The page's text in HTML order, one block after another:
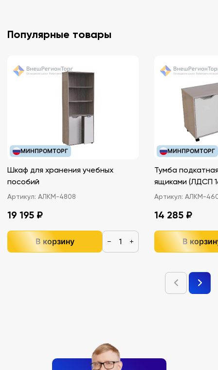
Популярные товары
МИНПРОМТОРГ
Шкаф для хранения учебных
пособий
Артикул: АЛКМ-4808
19 195 ₽
В корзину − +
МИНПРОМТОРГ
Тумба
ящиками
Артикул: АЛКМ-
14 285 ₽
В